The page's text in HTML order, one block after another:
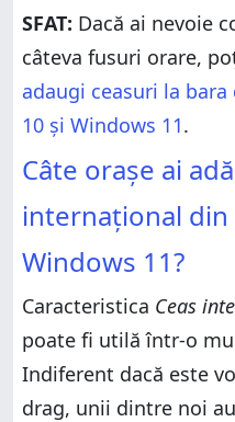
SFAT: Dacă ai nevoie
câteva fusuri orare,
adaugi ceasuri la
10 și Windows 11.
Câte orașe ai
internațional din
Windows 11?
Caracteristica Ceas
poate fi utilă într-o
Indiferent dacă este
drag, unii dintre noi